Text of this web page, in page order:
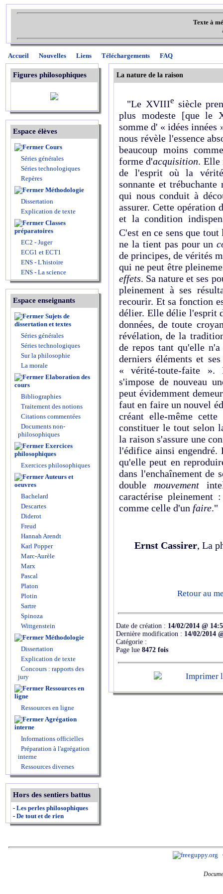
Texte à
Accueil Nouvelles Liens Téléchargements FAQ
Figures philosophiques
Espace élèves
Cours
Séries générales
Séries technologiques
Repères
Méthodologie
Dissertation
Explication de texte
Classes
préparatoires
EC2 - Juger
ECG1 et ECT1
ENS - L'histoire
ENS - La science
Espace enseignants
Sujets de
dissertation et textes
Séries générales
Séries technologiques
Sur la philosophie
La morale
Elaboration des
cours
Bibliographies
Traitement des notions
Citations commentées
Documents non-
philosophiques
Exercices
philosophiques
Exercices philosophiques
Auteurs et
oeuvres
Bachelard
Descartes
Diderot
Freud
Hannah Arendt
Karl Popper
Marc-Aurèle
Marx
Pascal
Platon
Plotin
Sartre
Spinoza
Wittgenstein
Méthodologie
Dissertation
Explication de texte
Concours : rapports des
jury
Ressources en
ligne
Ressources en ligne
Agrégation
interne
Informations officielles
Préparation à l'agrégation
interne
Ressources diverses
Hors des sentiers battus
- Les perles philosophiques
- De tout et de rien
La nature de la raison
"Le XVIIIe siècle
plus modeste [que le
somme d' « idées innées
nous révèle l'essence
beaucoup moins
forme d'acquisition. Elle
de l'esprit où la vérité
sonnante et
qui nous conduit à
assurer. Cette opération
et la condition
C'est en ce sens que
ne la tient pas pour un
de principes, de vérités
qui ne peut être
effets. Sa nature et ses
pleinement à ses
recourir. Et sa fonction
délier. Elle délie l'esprit
données, de toute
révélation, de la
de repos tant qu'elle
derniers éléments et
« vérité-toute-faite ».
s'impose de nouveau
peut évidemment
faut en faire un nouvel
créant elle-même
constituer le tout selon
la raison s'assure une
l'édifice ainsi engendré.
qu'elle peut en
dans l'enchaînement de
double mouvement
caractérise pleinement
comme celle d'un faire."
Ernst Cassirer, La
Retour au
Date de création : 14/02/2014 @
Dernière modification : 14/02/2014
Catégorie :
Page lue 8472 fois